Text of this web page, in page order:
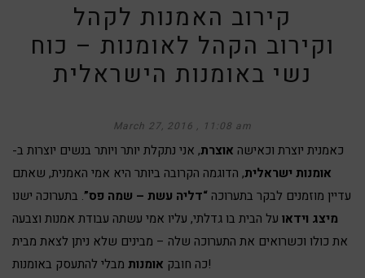
קירוב האמנות לקהל
וקירוב הקהל לאומנות – כוח
נשי באומנות הישראלית
March 27, 2016 11:08 am
כאמנית יוצרת וכאישה אוצרת, אני נתקלת יותר ויותר בנשים יוצרות ב-
אומנות ישראלית, הדוגמה הקרובה ביותר היא אמי האמנית, שאתם
עדיין מוזמנים לבקר בתערוכה “דליה עשת – שמה פס”. בתערוכה ישנו
מיצג וידאו על הבית בו גדלתי, עליו אמי עשתה עבודת אמנות וצבעה
את כולו וכשרואים את התערוכה שלה – מבינים שלא ניתן לצאת מבית
כה חובק אומנות מבלי להתעסק באומנות!